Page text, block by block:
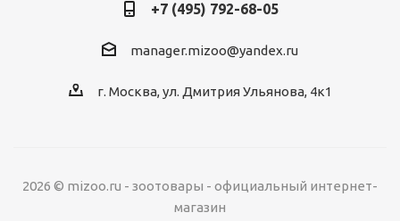
+7 (495) 792-68-05
manager.mizoo@yandex.ru
г. Москва, ул. Дмитрия Ульянова, 4к1
2026 © mizoo.ru - зоотовары - официальный интернет-
магазин